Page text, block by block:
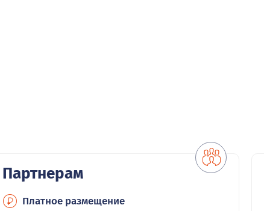
Партнерам
Платное размещение